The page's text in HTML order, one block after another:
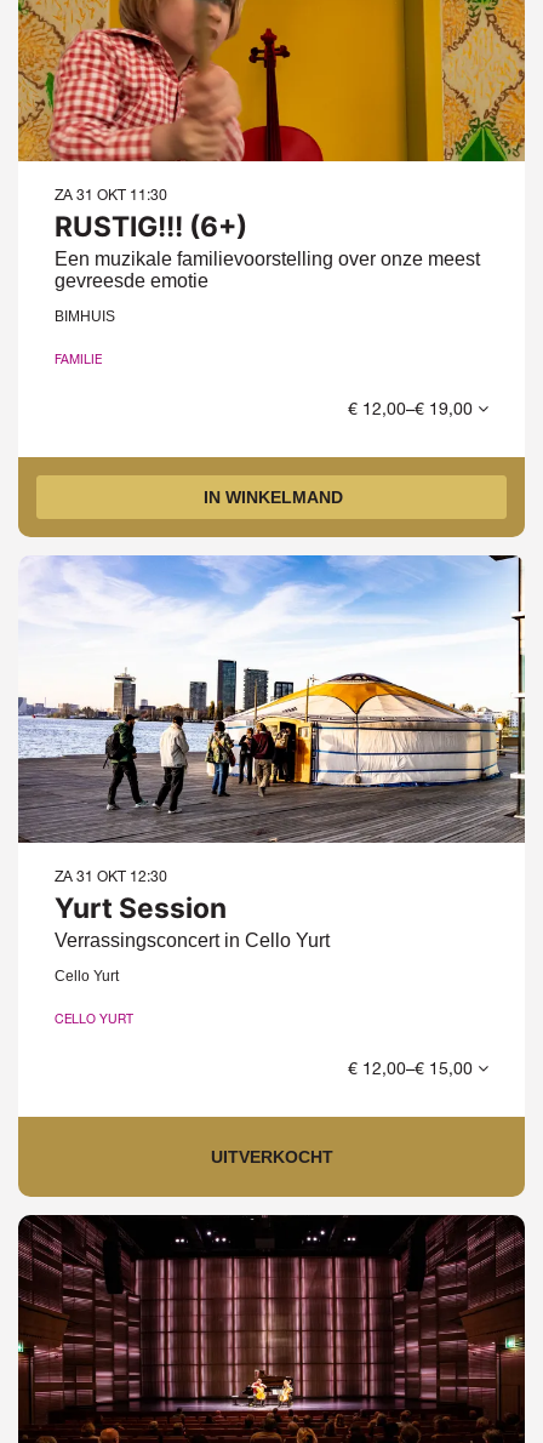
RUSTIG!!! (6+)
Een muzikale familievoorstelling over onze meest
gevreesde emotie
ZA 31 OKT 11:30
BIMHUIS
FAMILIE
€ 12,00–€ 19,00
IN WINKELMAND
Yurt Session
Verrassingsconcert in Cello Yurt
ZA 31 OKT 12:30
Cello Yurt
CELLO YURT
€ 12,00–€ 15,00
UITVERKOCHT